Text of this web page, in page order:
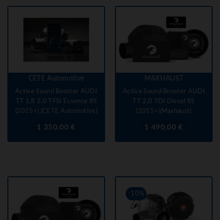
CETE Automotive
Active Sound Booster AUDI
TT 1,8 2,0 TFSI Essence 8S
(2015+) (CETE Automotive)
Prix1 350,00 €
MAXHAUST
Active Sound Booster AUDI
TT 2,0 TDI Diesel 8S
(2015+)(Maxhaust)
Prix1 490,00 €
-10%